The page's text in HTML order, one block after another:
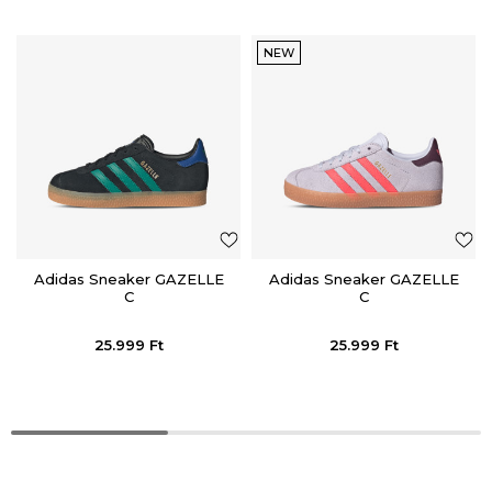
Adidas Sneaker GAZELLE
C
25.999 Ft
NEW
Adidas Sneaker GAZELLE
C
25.999 Ft